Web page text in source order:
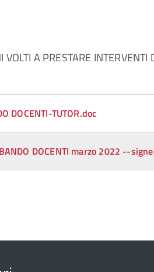
A PRESTARE
DOCENTI-TUTOR.doc
DOCENTI marzo 2022 --